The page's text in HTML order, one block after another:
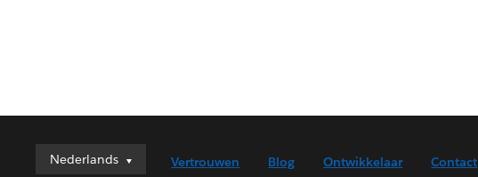
Nederlands
Nederlands
Vertrouwen Blog Ontwikkelaar Contact